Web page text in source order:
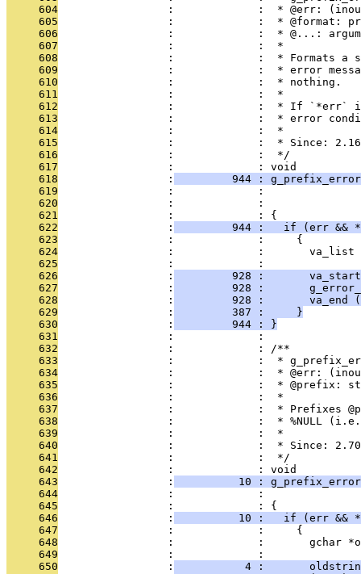
     604
:             :  * @err:
     605
:             :  * @format:
     606
:             :  * @...:
     607
                 :             :  *
     608
:             :  * Formats a
     609
:             :  * error
     610
                 :             :  * nothing.
     611
                 :             :  *
     612
:             :  * If `*err`
     613
:             :  * error
     614
                 :             :  *
     615
                 :             :  * Since: 2.16
     616
                 :             :  */
     617
                 :             : void
     618
                 :
944 :
     619
:             :
     620
:             :
     621
                 :             : {
     622
                 :
944 :   if (err &&
     623
                 :             :     {
     624
:             :       va_list
     625
                 :             :
     626
                 :
928 :
     627
                 :
928 :
     628
                 :
928 :       va_end
     629
                 :
         387 :     }
     630
                 :
         944 : }
     631
                 :             :
     632
                 :             : /**
     633
:             :  *
     634
:             :  * @err:
     635
:             :  * @prefix:
     636
                 :             :  *
     637
:             :  * Prefixes
     638
:             :  * %NULL
     639
                 :             :  *
     640
                 :             :  * Since: 2.70
     641
                 :             :  */
     642
                 :             : void
     643
                 :
10 :
     644
:             :
     645
                 :             : {
     646
                 :
10 :   if (err &&
     647
                 :             :     {
     648
:             :       gchar
     649
                 :             :
     650
                 :
4 :